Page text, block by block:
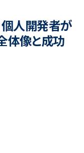
人開発者が
体像と成功